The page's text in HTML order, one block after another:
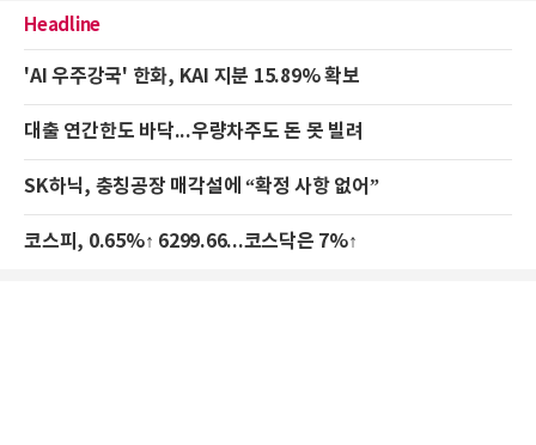
Headline
'AI 우주강국' 한화, KAI 지분 15.89% 확보
대출 연간한도 바닥...우량차주도 돈 못 빌려
SK하닉, 충칭공장 매각설에 “확정 사항 없어”
코스피, 0.65%↑ 6299.66...코스닥은 7%↑